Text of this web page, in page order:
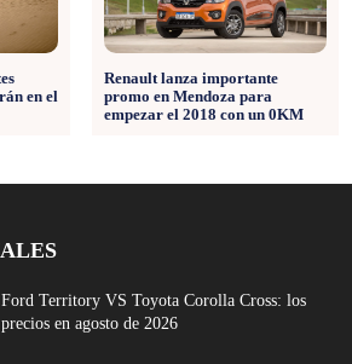
en el
Renault lanza importante
promo en Mendoza para
empezar el 2018 con un 0KM
Ford Territory VS Toyota Corolla Cross: los
precios en agosto de 2026